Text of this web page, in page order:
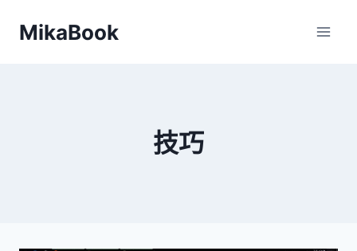
MikaBook
技巧